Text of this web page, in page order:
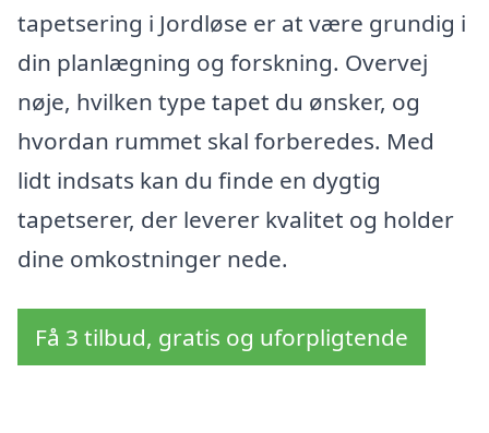
tapetsering i Jordløse er at være grundig i
din planlægning og forskning. Overvej
nøje, hvilken type tapet du ønsker, og
hvordan rummet skal forberedes. Med
lidt indsats kan du finde en dygtig
tapetserer, der leverer kvalitet og holder
dine omkostninger nede.
Få 3 tilbud, gratis og uforpligtende